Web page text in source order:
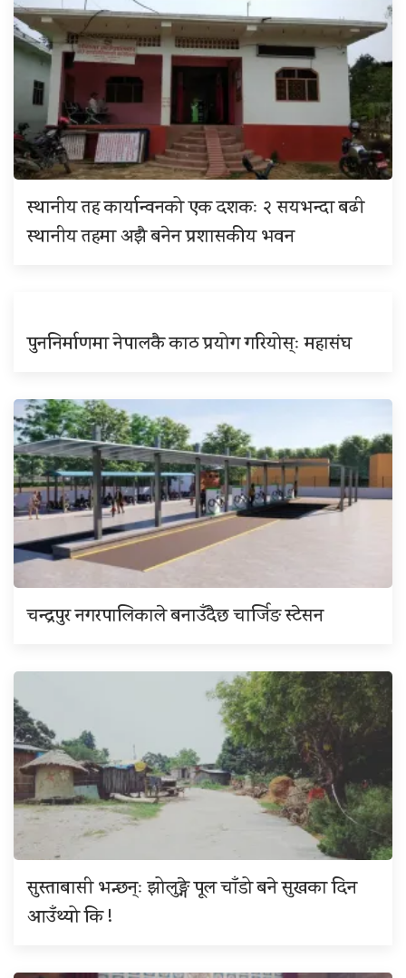
स्थानीय तह कार्यान्वनको एक दशकः २ सयभन्दा बढी
स्थानीय तहमा अझै बनेन प्रशासकीय भवन
पुननिर्माणमा नेपालकै काठ प्रयोग गरियोस्ः महासंघ
चन्द्रपुर नगरपालिकाले बनाउँदैछ चार्जिङ स्टेसन
सुस्ताबासी भन्छन्ः झोलुङ्गे पूल चाँडो बने सुखका दिन
आउँथ्यो कि !